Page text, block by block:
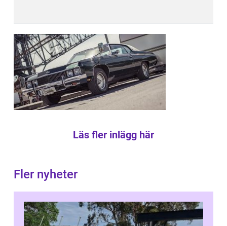
Läs fler inlägg här
Fler nyheter